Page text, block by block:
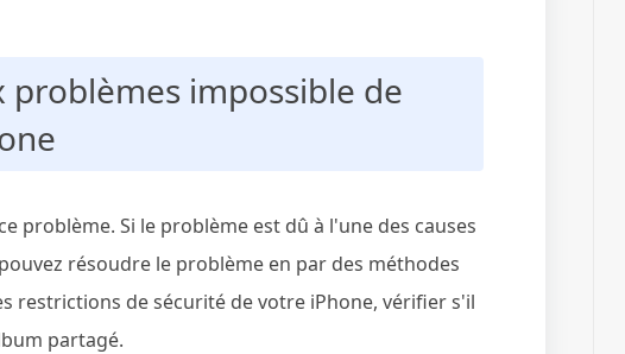
problèmes impossible de
problème. Si le problème est dû à l'une des causes
résoudre le problème en par des méthodes
restrictions de sécurité de votre iPhone, vérifier s'il
partagé.